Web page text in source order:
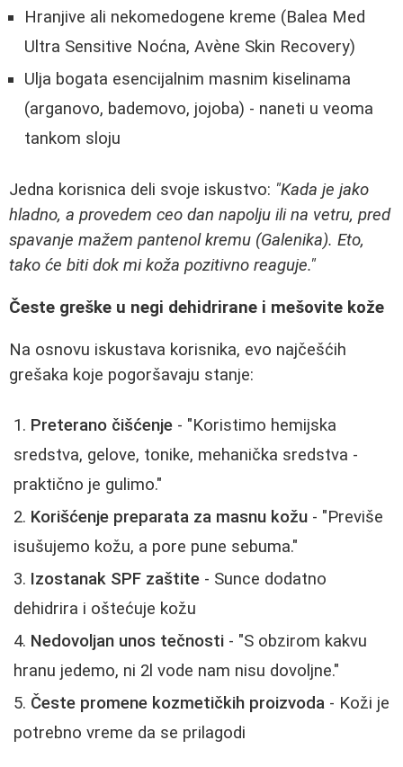
Hranjive ali nekomedogene kreme (Balea Med
Ultra Sensitive Noćna, Avène Skin Recovery)
Ulja bogata esencijalnim masnim kiselinama
(arganovo, bademovo, jojoba) - naneti u veoma
tankom sloju
Jedna korisnica deli svoje iskustvo: "Kada je jako
hladno, a provedem ceo dan napolju ili na vetru, pred
spavanje mažem pantenol kremu (Galenika). Eto,
tako će biti dok mi koža pozitivno reaguje."
Česte greške u negi dehidrirane i mešovite kože
Na osnovu iskustava korisnika, evo najčešćih
grešaka koje pogoršavaju stanje:
Preterano čišćenje - "Koristimo hemijska
sredstva, gelove, tonike, mehanička sredstva -
praktično je gulimo."
Korišćenje preparata za masnu kožu - "Previše
isušujemo kožu, a pore pune sebuma."
Izostanak SPF zaštite - Sunce dodatno
dehidrira i oštećuje kožu
Nedovoljan unos tečnosti - "S obzirom kakvu
hranu jedemo, ni 2l vode nam nisu dovoljne."
Česte promene kozmetičkih proizvoda - Koži je
potrebno vreme da se prilagodi